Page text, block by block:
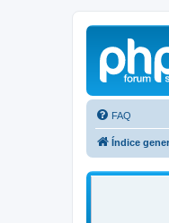
FAQ
Índice